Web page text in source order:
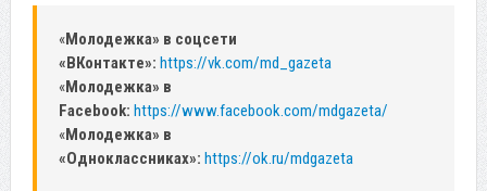
«Молодежка» в соцсети
«ВКонтакте»: https://vk.com/md_gazeta
«Молодежка» в
Facebook: https://www.facebook.com/mdgazeta/
«Молодежка» в
«Одноклассниках»: https://ok.ru/mdgazeta